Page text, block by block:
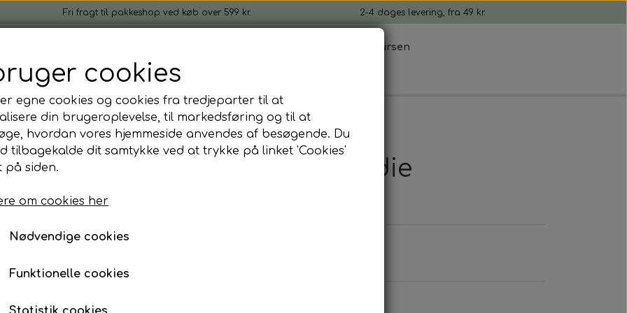
Fri fragt til pakkeshop ved køb over 599 kr. 2-4 dages levering, fra 49 kr.
sæt
om Mikrogrønt
Ib Laursen
Gratis gave ved køb Om
Coco-mix brik dyrkningsmedie
Coco-mix brik dyrkningsmedie
7,00 kr.
Mængderabat
cookies
egne cookies og cookies fra tredjeparter til at
din brugeroplevelse, til markedsføring og til at
hvordan vores hjemmeside anvendes af besøgende. Du
tilbagekalde dit samtykke ved at trykke på linket 'Cookies'
på siden.
om cookies her
Nødvendige cookies
Funktionelle cookies